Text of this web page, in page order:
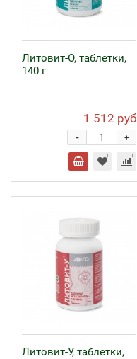
Литовит-О, таблетки,
140 г
1 512 руб
+
-
Литовит-У, таблетки,